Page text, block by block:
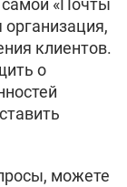
самой «Почты
организация,
клиентов.
о
можете